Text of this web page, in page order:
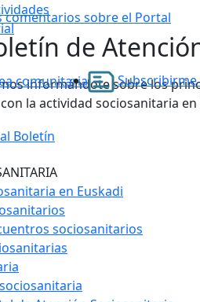
comunitaria
Subscribirme
comentarios sobre el Portal
de
informándote sobre los
la actividad sociosanitaria en
Boletín
en Euskadi
sociosanitarios